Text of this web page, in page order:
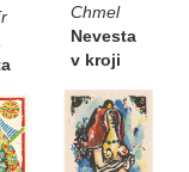
Chmel
Nevesta
v kroji